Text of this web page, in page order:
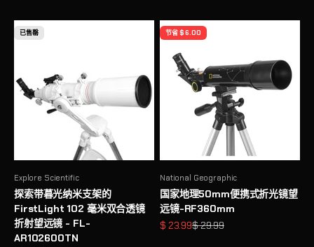
已售罄
Explore Scientific
探索带暮光纳米支架的
FirstLight 102 毫米双合透镜
折射望远镜 - FL-
AR102600TN
节省 $ 6.00
National Geographic
国家地理50mm便携式折光镜望
远镜-RF360mm
促销价格
$ 23.99原价
$ 29.99